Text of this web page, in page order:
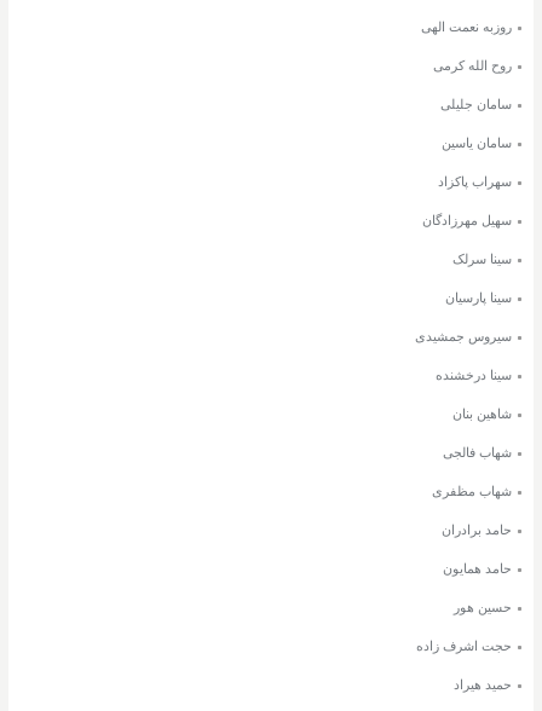
روزبه نعمت الهی
روح الله کرمی
سامان جلیلی
سامان یاسین
سهراب پاکزاد
سهیل مهرزادگان
سینا سرلک
سینا پارسیان
سیروس جمشیدی
سینا درخشنده
شاهین بنان
شهاب فالجی
شهاب مظفری
حامد برادران
حامد همایون
حسین هور
حجت اشرف زاده
حمید هیراد